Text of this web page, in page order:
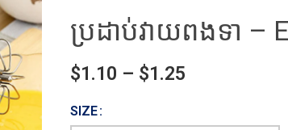
ប្រដាប់វាយពងទា –
$1.10 – $1.25
SIZE